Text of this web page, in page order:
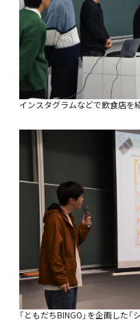
インスタグラムなどで飲食店を
「ともだちBINGO」を企画した「